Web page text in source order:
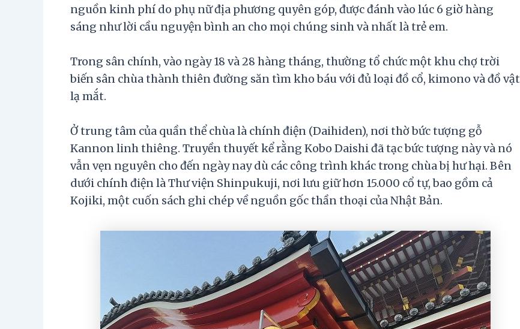
nguồn kinh phí do phụ nữ địa phương quyên góp, được đánh vào lúc 6 giờ hàng
sáng như lời cầu nguyện bình an cho mọi chúng sinh và nhất là trẻ em.
Trong sân chính, vào ngày 18 và 28 hàng tháng, thường tổ chức một khu chợ trời
biến sân chùa thành thiên đường săn tìm kho báu với đủ loại đồ cổ, kimono và đồ vật
lạ mắt.
Ở trung tâm của quần thể chùa là chính điện (Daihiden), nơi thờ bức tượng gỗ
Kannon linh thiêng. Truyền thuyết kể rằng Kobo Daishi đã tạc bức tượng này và nó
vẫn vẹn nguyên cho đến ngày nay dù các công trình khác trong chùa bị hư hại. Bên
dưới chính điện là Thư viện Shinpukuji, nơi lưu giữ hơn 15.000 cổ tự, bao gồm cả
Kojiki, một cuốn sách ghi chép về nguồn gốc thần thoại của Nhật Bản.